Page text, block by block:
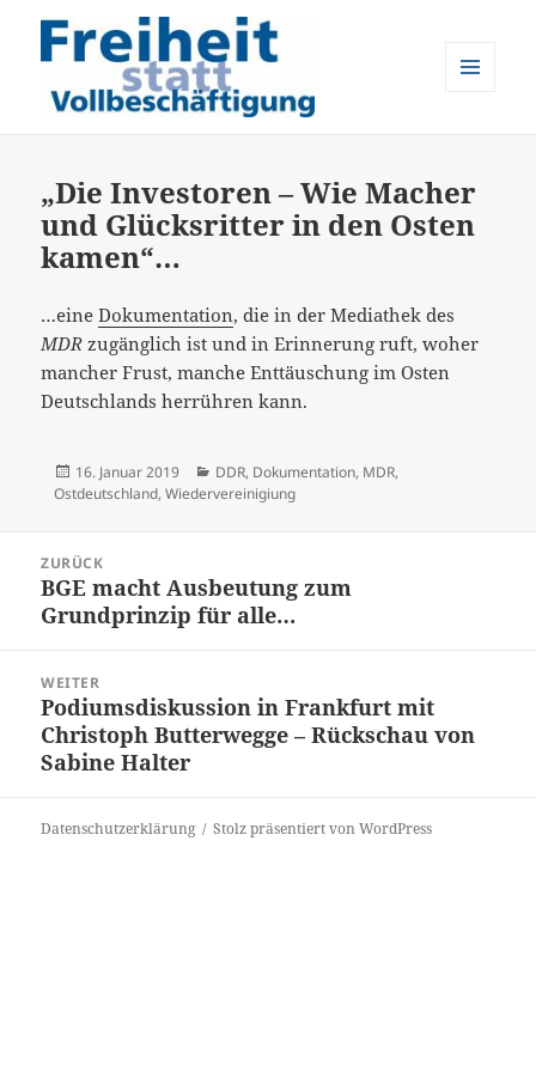
„Die Investoren – Wie Macher
und Glücksritter in den Osten
kamen“…
…eineDokumentation, die in der Mediathek des
MDR zugänglich ist und in Erinnerung ruft, woher
mancher Frust, manche Enttäuschung im Osten
Deutschlands herrühren kann.
Veröffentlicht
am
16. Januar 2019 Kategorien
DDR, Dokumentation, MDR,
Ostdeutschland, Wiedervereinigiung
Navigation
ZURÜCK
Vorheriger
Beitrag:
BGE macht Ausbeutung zum
Grundprinzip für alle…
WEITER
Nächster
Beitrag:
Podiumsdiskussion in Frankfurt mit
Christoph Butterwegge – Rückschau von
Sabine Halter
Datenschutzerklärung Stolz präsentiert von WordPress